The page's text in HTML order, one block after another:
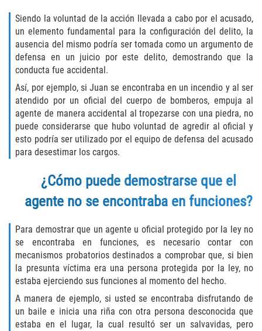
California Marijuana Laws
Manufacturing of Controlled Substances
Possession of Drugs for Sale
Drug Possession
Prop 36
Substance
DUI
DUI with Drugs
Firearm Crimes
Fraud Crimes
Auto Insurance Fraud
Siendo la voluntad de la acción llevada a cabo por el acusado,
un elemento fundamental para la configuración del delito, la
ausencia del mismo podría ser tomada como un argumento de
defensa en un juicio por este delito, demostrando que la
conducta fue accidental.
Así, por ejemplo, si Juan se encontraba en un incendio y al ser
atendido por un oficial del cuerpo de bomberos, empuja al
agente de manera accidental al tropezarse con una piedra, no
puede considerarse que hubo voluntad de agredir al oficial y
esto podría ser utilizado por el equipo de defensa del acusado
para desestimar los cargos.
¿Cómo puede demostrarse que el
agente no se encontraba en funciones?
Para demostrar que un agente u oficial protegido por la ley no
se encontraba en funciones, es necesario contar con
mecanismos probatorios destinados a comprobar que, si bien
la presunta víctima era una persona protegida por la ley, no
estaba ejerciendo sus funciones al momento del hecho.
A manera de ejemplo, si usted se encontraba disfrutando de
un baile e inicia una riña con otra persona desconocida que
estaba en el lugar, la cual resultó ser un salvavidas, pero